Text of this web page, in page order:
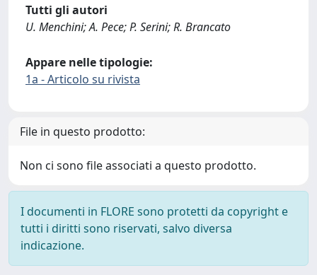
Tutti gli autori
U. Menchini; A. Pece; P. Serini; R. Brancato
Appare nelle tipologie:
1a - Articolo su rivista
File in questo prodotto:
Non ci sono file associati a questo prodotto.
I documenti in FLORE sono protetti da copyright e
tutti i diritti sono riservati, salvo diversa
indicazione.